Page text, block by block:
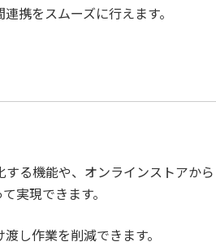
携をスムーズに行えます。
る機能や、オンラインストアから
実現できます。
し作業を削減できます。